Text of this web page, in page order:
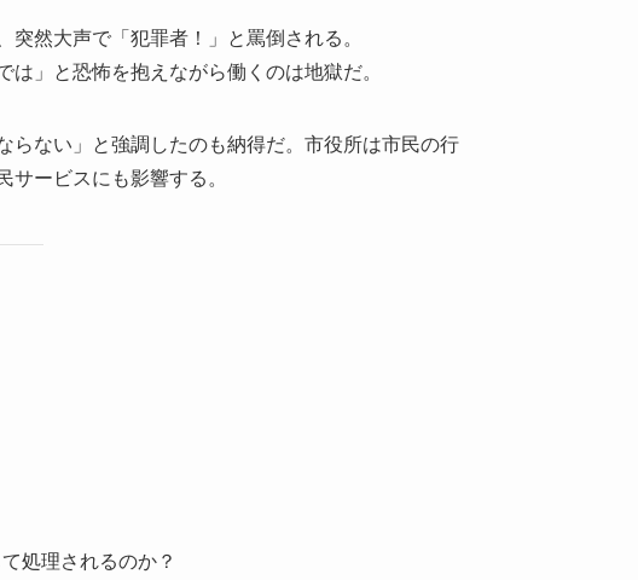
然大声で「犯罪者！」と罵倒される。
」と恐怖を抱えながら働くのは地獄だ。
らない」と強調したのも納得だ。市役所は市民の行
ービスにも影響する。
処理されるのか？